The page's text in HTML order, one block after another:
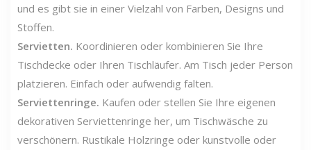
und es gibt sie in einer Vielzahl von Farben, Designs und
Stoffen.
Servietten. Koordinieren oder kombinieren Sie Ihre
Tischdecke oder Ihren Tischläufer. Am Tisch jeder Person
platzieren. Einfach oder aufwendig falten.
Serviettenringe. Kaufen oder stellen Sie Ihre eigenen
dekorativen Serviettenringe her, um Tischwäsche zu
verschönern. Rustikale Holzringe oder kunstvolle oder